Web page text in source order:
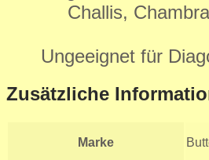
Challis,
Ungeeignet für
Zusätzliche
Marke